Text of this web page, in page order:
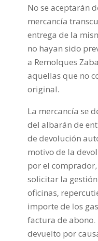
No se aceptarán
mercancía
entrega de la
no hayan sido
a Remolques
aquellas que no
original.
La mercancía se
del albarán de
de devolución
motivo de la
por el
solicitar la
oficinas,
importe de los
factura de
devuelto por